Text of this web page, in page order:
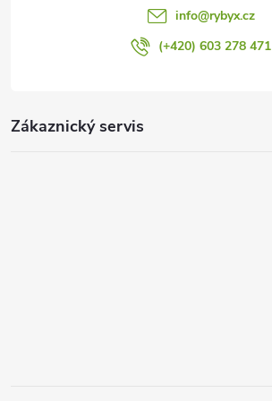
Zákaznický servis
info@rybyx.cz
(+420) 603 278 471